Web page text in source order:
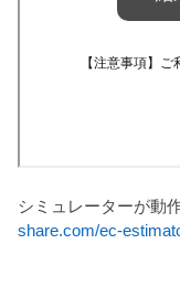
シミュレーターが動
share.com/ec-